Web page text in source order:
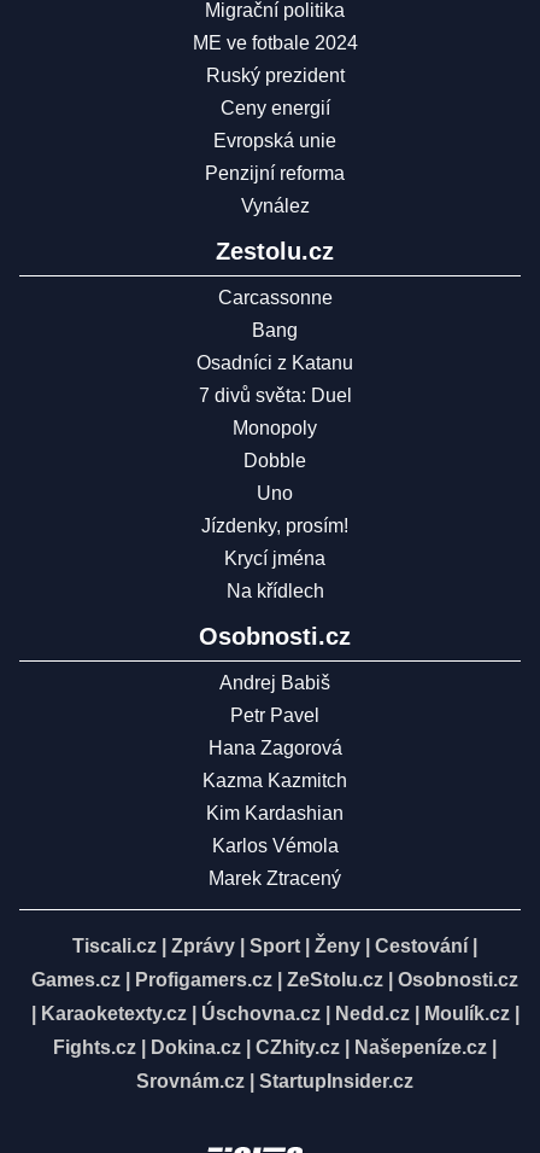
Migrační politika
ME ve fotbale 2024
Ruský prezident
Ceny energií
Evropská unie
Penzijní reforma
Vynález
Zestolu.cz
Carcassonne
Bang
Osadníci z Katanu
7 divů světa: Duel
Monopoly
Dobble
Uno
Jízdenky, prosím!
Krycí jména
Na křídlech
Osobnosti.cz
Andrej Babiš
Petr Pavel
Hana Zagorová
Kazma Kazmitch
Kim Kardashian
Karlos Vémola
Marek Ztracený
Tiscali.cz Zprávy Sport Ženy Cestování
Games.cz
Profigamers.cz ZeStolu.cz
Osobnosti.cz
Karaoketexty.cz| Úschovna.cz| Nedd.cz| Moulík.cz|
Fights.cz
Dokina.cz CZhity.cz Našepeníze.cz
Srovnám.cz
StartupInsider.cz